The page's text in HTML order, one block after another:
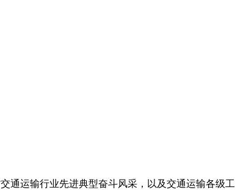
通运输行业先进典型奋斗风采，以及交通运输各级